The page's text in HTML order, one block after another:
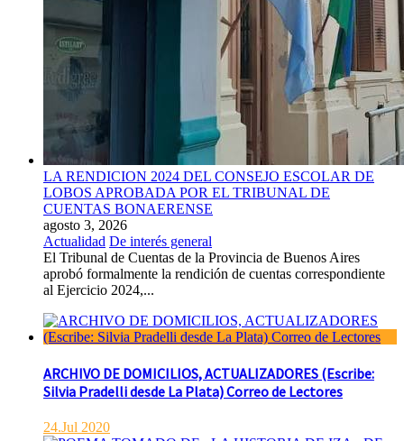
LA RENDICION 2024 DEL CONSEJO ESCOLAR DE
LOBOS APROBADA POR EL TRIBUNAL DE
CUENTAS BONAERENSE
agosto 3, 2026
Actualidad De interés general
El Tribunal de Cuentas de la Provincia de Buenos Aires
aprobó formalmente la rendición de cuentas correspondiente
al Ejercicio 2024,...
ARCHIVO DE DOMICILIOS, ACTUALIZADORES (Escribe:
Silvia Pradelli desde La Plata) Correo de Lectores
24.Jul 2020